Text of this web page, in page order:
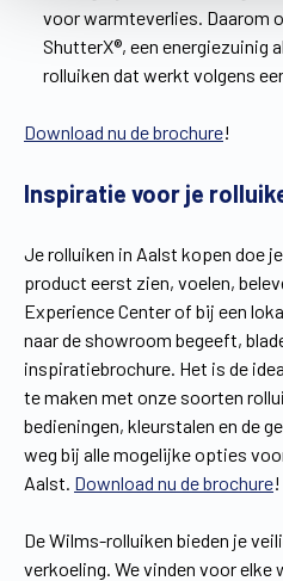
voor warmteverlies. Daarom
ShutterX®, een energiezuinig
rolluiken dat werkt volgens
Download nu de brochure!
Inspiratie voor je
Je rolluiken in Aalst kopen doe
product eerst zien, voelen,
Experience Center of bij een
naar de showroom begeeft,
inspiratiebrochure. Het is de
te maken met onze soorten
bedieningen, kleurstalen en de
weg bij alle mogelijke opties
Aalst. Download nu de brochure!
De Wilms-rolluiken bieden je
verkoeling. We vinden voor elke